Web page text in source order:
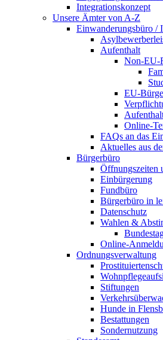
Integrationskonzept
Unsere Ämter von A-Z
Einwanderungsbüro /
Aufenthalt
Non-EU-
EU-
Online-
FAQs an das
Aktuelles aus
Bürgerbüro
Öffnungszeiten
Einbürgerung
Fundbüro
Bürgerbüro in
Datenschutz
Wahlen &
Online-
Ordnungsverwaltung
Stiftungen
Hunde in
Bestattungen
Sondernutzung